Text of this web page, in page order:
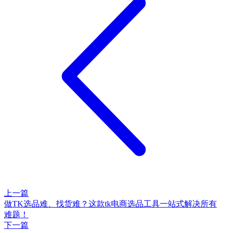
上一篇
做TK选品难、找货难？这款tk电商选品工具一站式解决所有
难题！
下一篇